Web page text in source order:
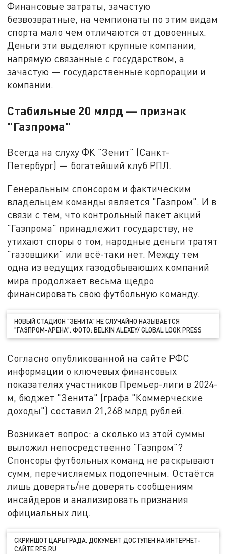
Финансовые затраты, зачастую
безвозвратные, на чемпионаты по этим видам
спорта мало чем отличаются от довоенных.
Деньги эти выделяют крупные компании,
напрямую связанные с государством, а
зачастую — государственные корпорации и
компании.
Стабильные 20 млрд — признак
"Газпрома"
Всегда на слуху ФК "Зенит" (Санкт-
Петербург) — богатейший клуб РПЛ.
Генеральным спонсором и фактическим
владельцем команды является "Газпром". И в
связи с тем, что контрольный пакет акций
"Газпрома" принадлежит государству, не
утихают споры о том, народные деньги тратят
"газовщики" или всё-таки нет. Между тем
одна из ведущих газодобывающих компаний
мира продолжает весьма щедро
финансировать свою футбольную команду.
НОВЫЙ СТАДИОН "ЗЕНИТА" НЕ СЛУЧАЙНО НАЗЫВАЕТСЯ
"ГАЗПРОМ-АРЕНА". ФОТО: BELKIN ALEXEY/ GLOBAL LOOK PRESS
Согласно опубликованной на сайте РФС
информации о ключевых финансовых
показателях участников Премьер-лиги в 2024-
м, бюджет "Зенита" (графа "Коммерческие
доходы") составил 21,268 млрд рублей.
Возникает вопрос: а сколько из этой суммы
выложил непосредственно "Газпром"?
Спонсоры футбольных команд не раскрывают
сумм, перечисляемых подопечным. Остаётся
лишь доверять/не доверять сообщениям
инсайдеров и анализировать признания
официальных лиц.
СКРИНШОТ ЦАРЬГРАДА. ДОКУМЕНТ ДОСТУПЕН НА ИНТЕРНЕТ-
САЙТЕ RFS.RU